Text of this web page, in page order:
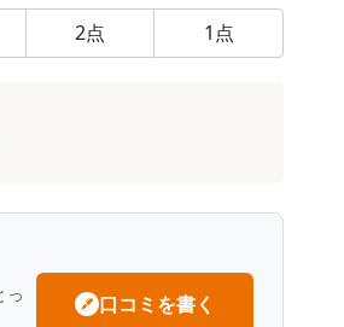
2点 1 点
っ
口コミを書く